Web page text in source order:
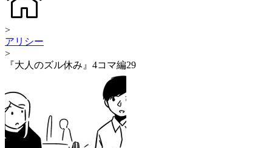
>
アリシー
>
『大人のズル休み』4コマ編29